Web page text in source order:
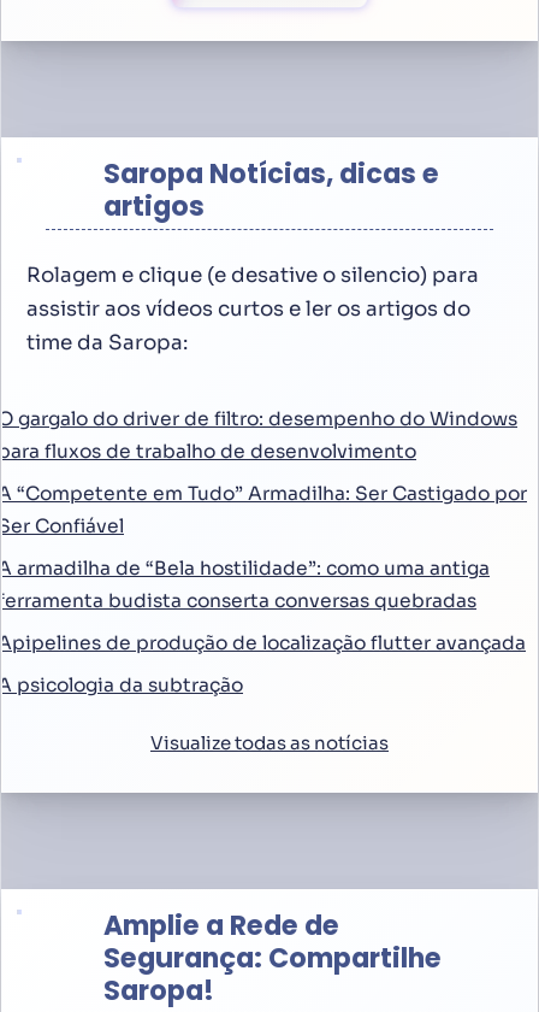
Saropa Notícias, dicas e
artigos
Rolagem e clique (e desative o silencio) para
assistir aos vídeos curtos e ler os artigos do
time da Saropa:
gargalo do driver de filtro: desempenho do Windows
fluxos de trabalho de desenvolvimento
“Competente em Tudo” Armadilha: Ser Castigado por
Confiável
armadilha de “Bela hostilidade”: como uma antiga
budista conserta conversas quebradas
de produção de localização flutter avançada
psicologia da subtração
Visualize todas as notícias
Amplie a Rede de
Segurança: Compartilhe
Saropa!